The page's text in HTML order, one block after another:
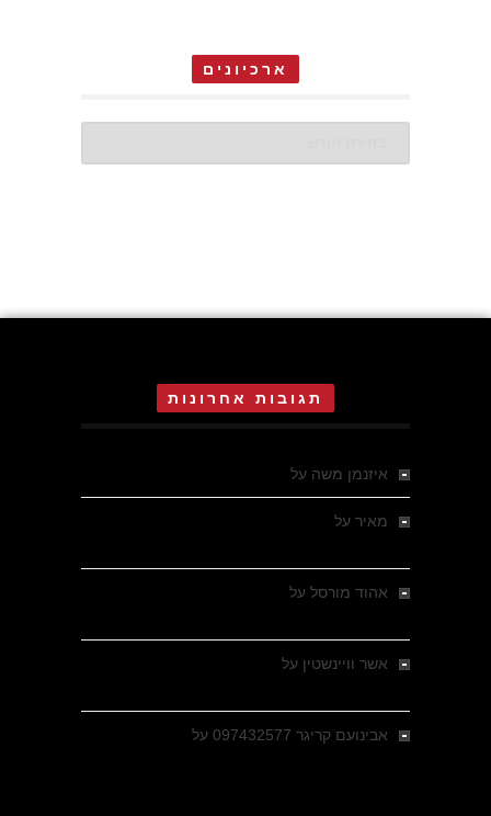
ארכיונים
תגובות אחרונות
איזנמן משה על
מאיר על
אהוד מורסל על
אשר וויינשטין על
אבינועם קריגר 097432577 על